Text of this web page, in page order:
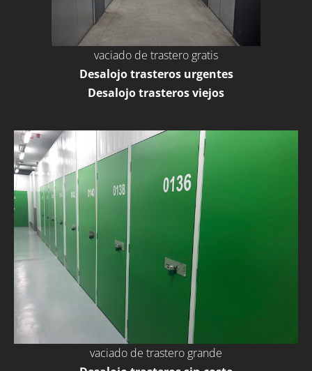
vaciado de trastero gratis
Desalojo trasteros urgentes
Desalojo trasteros viejos
vaciado de trastero grande